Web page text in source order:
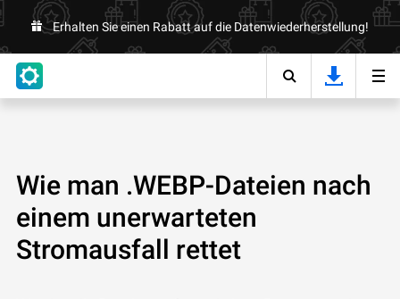
Erhalten Sie einen Rabatt auf die Datenwiederherstellung!
Wie man .WEBP-Dateien nach
einem unerwarteten
Stromausfall rettet